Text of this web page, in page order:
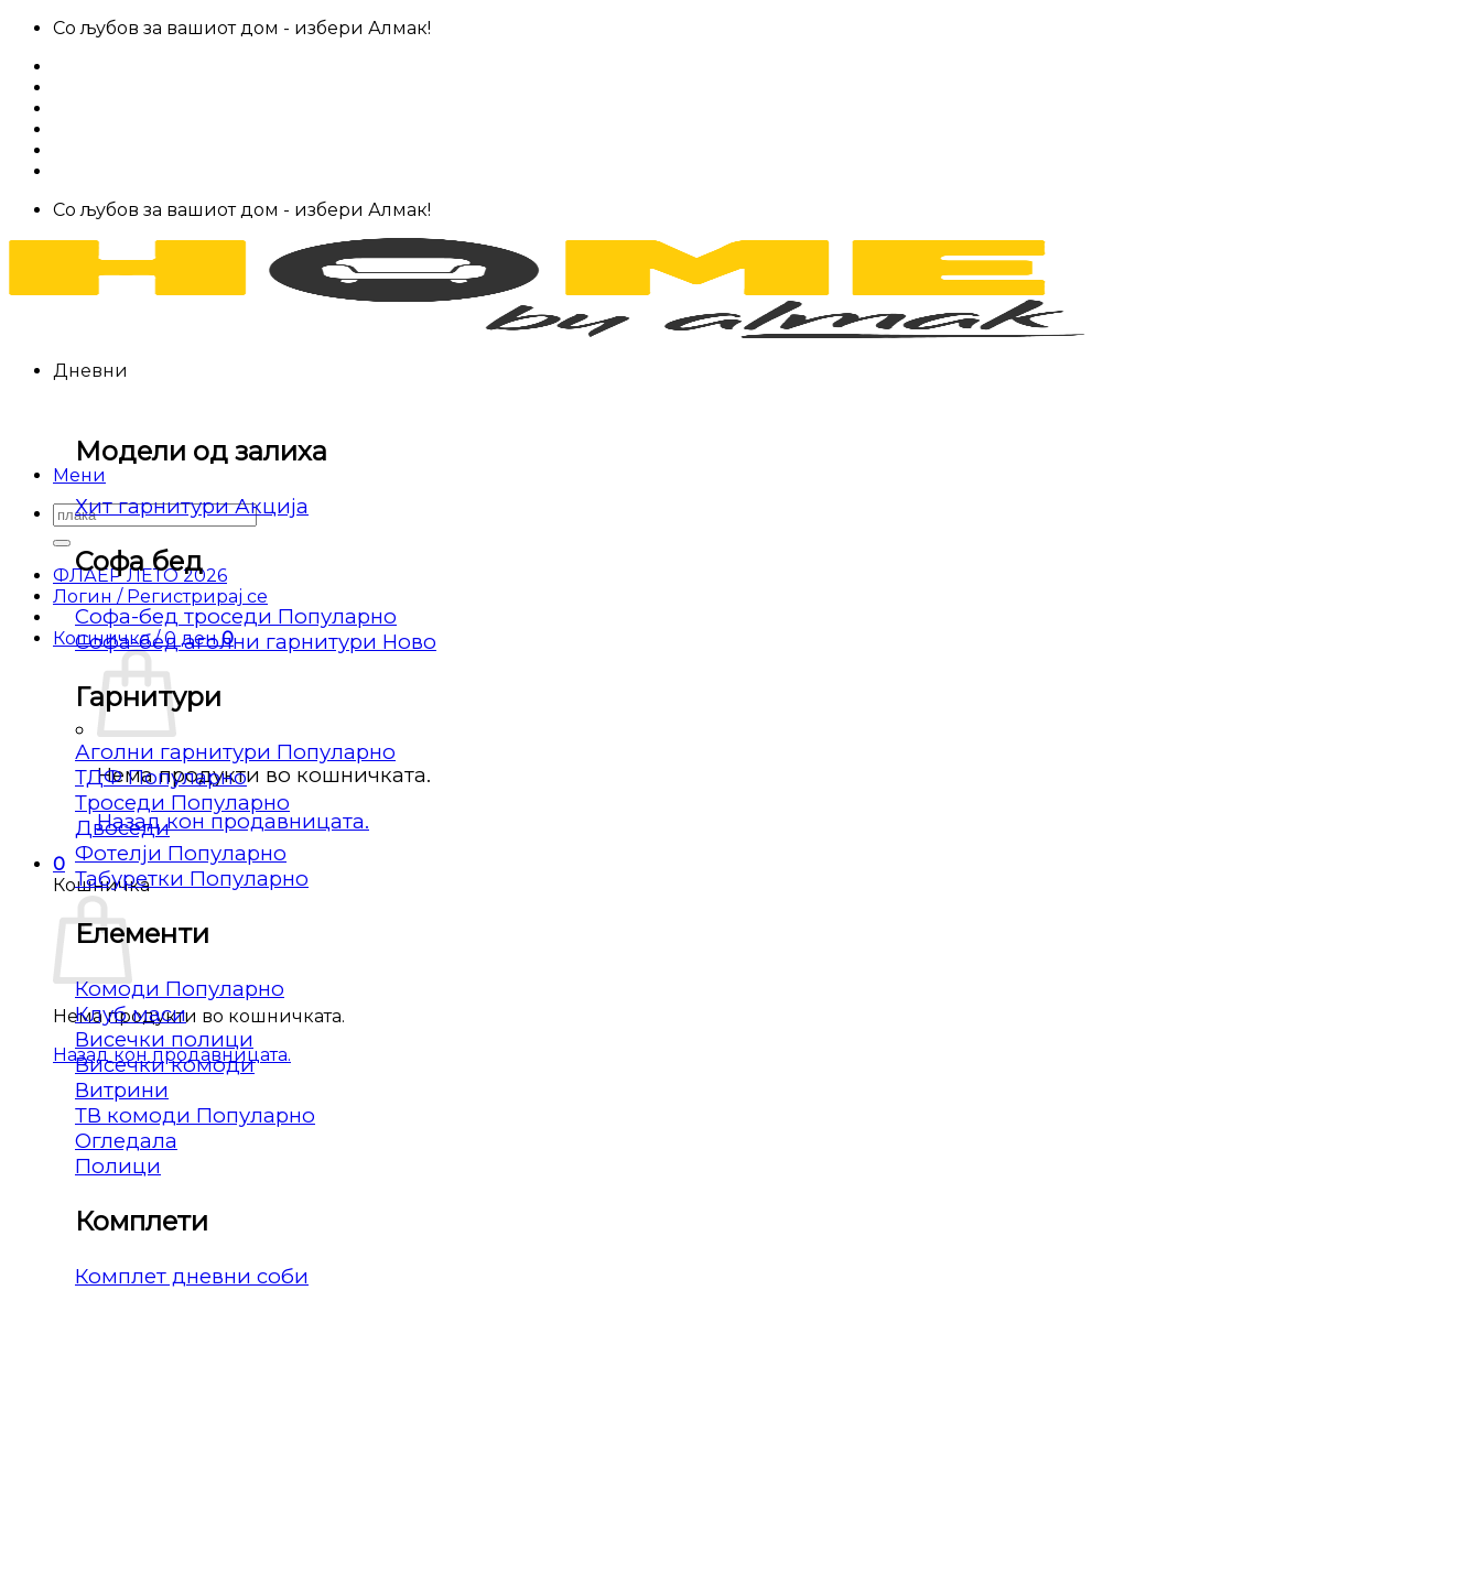
Skip
content
Со љубов за вашиот дом - избери Алмак!
Со љубов за вашиот дом - избери Алмак!
Мени
Барај
за:
ФЛАЕР ЛЕТО 2026
Логин / Регистрирај се
Кошничка /0 ден 0
Нема продукти во кошничката.
Назад кон продавницата.
0
Кошничка
Нема продукти во кошничката.
Назад кон продавницата.
Дневни
Модели од залиха
Хит гарнитури
Софа бед
Софа-бед троседи
Софа-бед аголни гарнитури
Гарнитури
Аголни гарнитури
ТДФ
Троседи
Двоседи
Фотелји
Табуретки
Елементи
Комоди
Клуб маси
Висечки полици
Висечки комоди
Витрини
ТВ комоди
Огледала
Полици
Комплети
Комплет дневни соби